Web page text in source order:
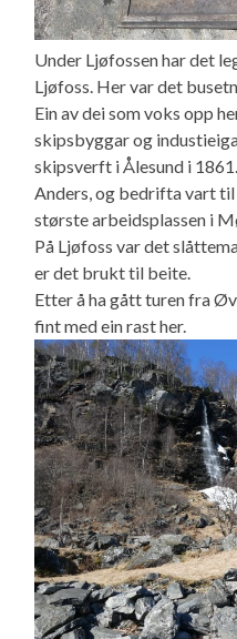
Under Ljøfossen har det
Ljøfoss. Her var det
Ein av dei som voks opp
skipsbyggar og
skipsverft i Ålesund i
Anders, og bedrifta vart til
største arbeidsplassen i
På Ljøfoss var det
er det brukt til beite.
Etter å ha gått turen fra
fint med ein rast her.